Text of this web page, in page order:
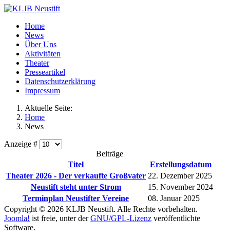
Home
News
Über Uns
Aktivitäten
Theater
Presseartikel
Datenschutzerklärung
Impressum
Aktuelle Seite:
Home
News
Anzeige #
Beiträge
Titel
Erstellungsdatum
Theater 2026 - Der verkaufte Großvater 22. Dezember 2025
Neustift steht unter Strom
15. November 2024
Terminplan Neustifter Vereine
08. Januar 2025
Copyright © 2026 KLJB Neustift. Alle Rechte vorbehalten.
Joomla! ist freie, unter derGNU/GPL-Lizenz veröffentlichte
Software.